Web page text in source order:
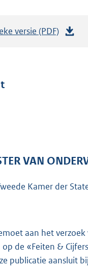
versie (PDF)
r
o
:
5
1
VAN
Kamer der
aan het
de «Feiten &
publicatie aansluit